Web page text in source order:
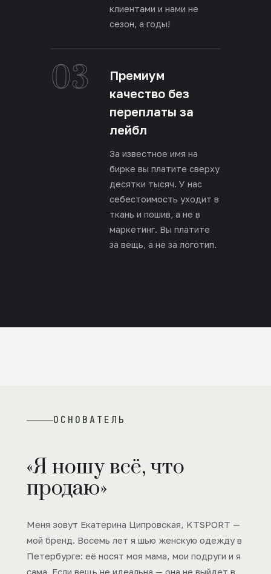
клиентами и нами не
сезон, а годы!
03
Премиум
качество без
переплаты за
лейбл
За известное имя на
бирке вы платите сверху
десятки тысяч. У нас
себестоимость уходит в
ткань и пошив, а не в
маркетинг. Вы платите
за вещь, а не за логотип.
ОСНОВАТЕЛЬ
«Я ношу всё, что
продаю»
Меня зовут Екатерина Ципровская, KTSPORT —
мой бренд. Восемь лет я шью женскую одежду в
Петербурге: её носят моя мама, мои подруги и я
сама. Если вещь не идеальна — она не выйдет в